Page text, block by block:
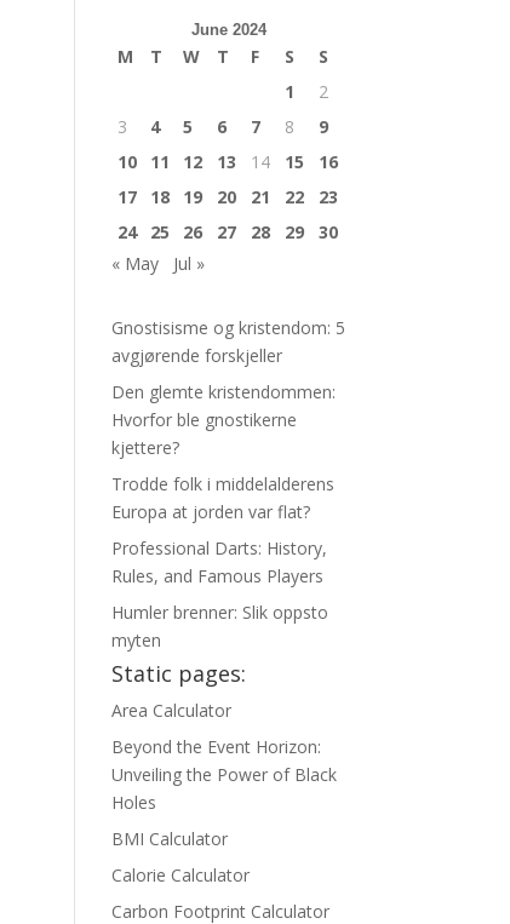
June 2024
M T W T F S
S
1
2
3
4 5 6 7 8
9
10
11 12 13 14 15
16
17
18 19 20 21 22
23
24
25 26 27 28 29
30
« May
Jul »
Gnostisisme og kristendom: 5
avgjørende forskjeller
Den glemte kristendommen:
Hvorfor ble gnostikerne
kjettere?
Trodde folk i middelalderens
Europa at jorden var flat?
Professional Darts: History,
Rules, and Famous Players
Humler brenner: Slik oppsto
myten
Static pages:
Area Calculator
Beyond the Event Horizon:
Unveiling the Power of Black
Holes
BMI Calculator
Calorie Calculator
Carbon Footprint Calculator